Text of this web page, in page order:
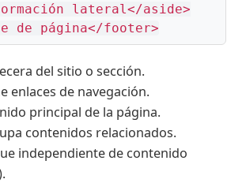
lateral</aside>
de página</footer>
del sitio o sección.
enlaces de navegación.
principal de la página.
contenidos relacionados.
independiente de contenido